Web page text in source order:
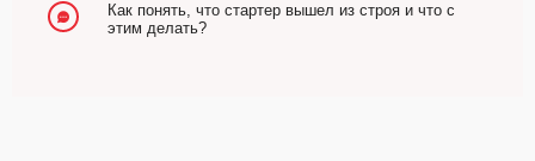
Как понять, что стартер вышел из строя и что с
этим делать?